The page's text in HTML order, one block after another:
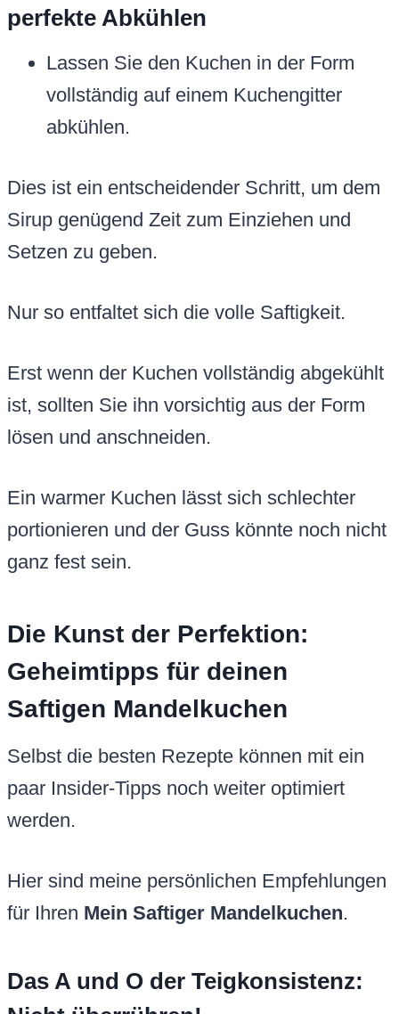
perfekte Abkühlen
Lassen Sie den Kuchen in der Form
vollständig auf einem Kuchengitter
abkühlen.
Dies ist ein entscheidender Schritt, um dem
Sirup genügend Zeit zum Einziehen und
Setzen zu geben.
Nur so entfaltet sich die volle Saftigkeit.
Erst wenn der Kuchen vollständig abgekühlt
ist, sollten Sie ihn vorsichtig aus der Form
lösen und anschneiden.
Ein warmer Kuchen lässt sich schlechter
portionieren und der Guss könnte noch nicht
ganz fest sein.
Die Kunst der Perfektion:
Geheimtipps für deinen
Saftigen Mandelkuchen
Selbst die besten Rezepte können mit ein
paar Insider-Tipps noch weiter optimiert
werden.
Hier sind meine persönlichen Empfehlungen
für Ihren Mein Saftiger Mandelkuchen.
Das A und O der Teigkonsistenz: